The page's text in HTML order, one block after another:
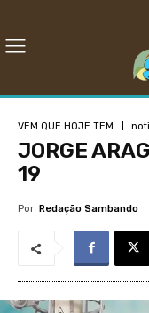
VEM QUE HOJE TEM
JORGE
19
Por Redação Sambando